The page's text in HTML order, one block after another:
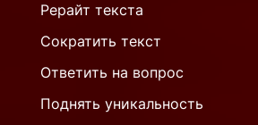
Рерайт текста
Сократить текст
Ответить на вопрос
Поднять уникальность